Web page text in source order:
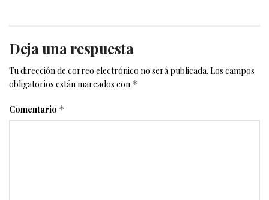
Deja una respuesta
Tu dirección de correo electrónico no será publicada. Los campos
obligatorios están marcados con *
Comentario *